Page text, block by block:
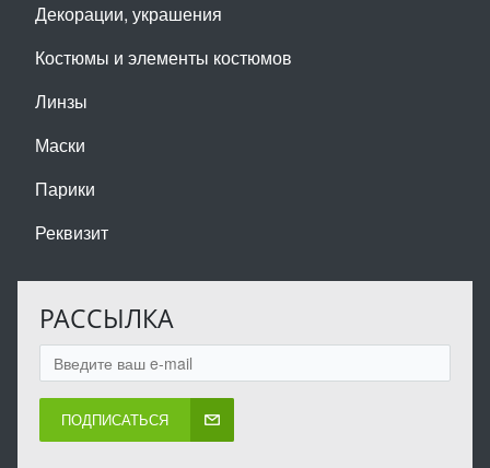
Декорации, украшения
Костюмы и элементы костюмов
Линзы
Маски
Парики
Реквизит
РАССЫЛКА
ПОДПИСАТЬСЯ